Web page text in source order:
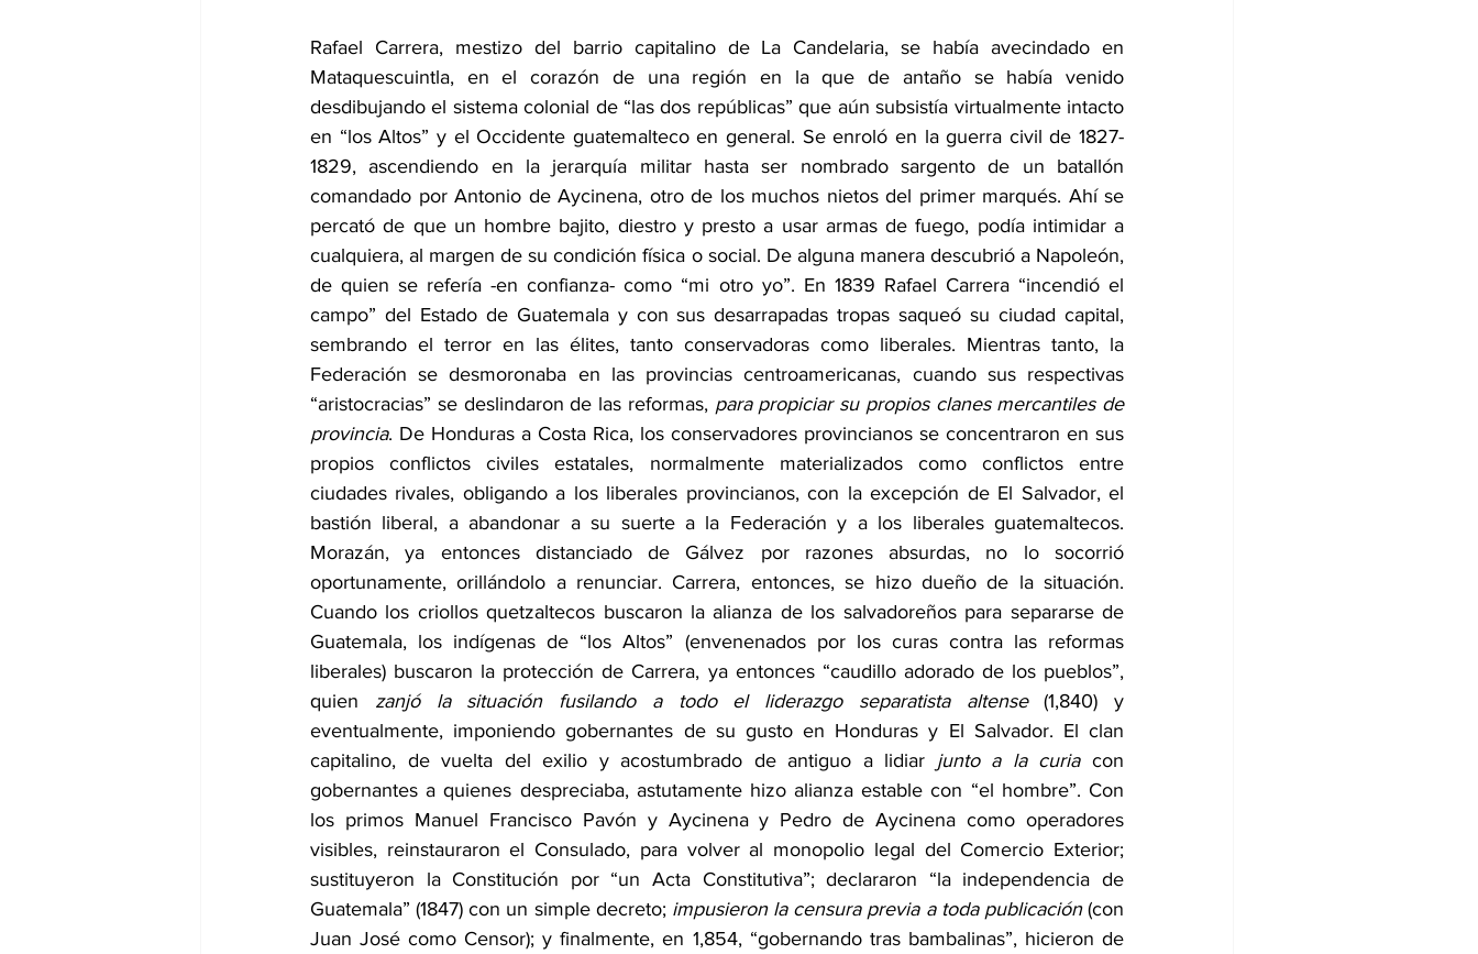
Rafael Carrera, mestizo del barrio capitalino de La Candelaria, se había avecindado en
Mataquescuintla, en el corazón de una región en la que de antaño se había venido
desdibujando el sistema colonial de “las dos repúblicas” que aún subsistía virtualmente intacto
en “los Altos” y el Occidente guatemalteco en general. Se enroló en la guerra civil de 1827-
1829, ascendiendo en la jerarquía militar hasta ser nombrado sargento de un batallón
comandado por Antonio de Aycinena, otro de los muchos nietos del primer marqués. Ahí se
percató de que un hombre bajito, diestro y presto a usar armas de fuego, podía intimidar a
cualquiera, al margen de su condición física o social. De alguna manera descubrió a Napoleón,
de quien se refería -en confianza- como “mi otro yo”. En 1839 Rafael Carrera “incendió el
campo” del Estado de Guatemala y con sus desarrapadas tropas saqueó su ciudad capital,
sembrando el terror en las élites, tanto conservadoras como liberales. Mientras tanto, la
Federación se desmoronaba en las provincias centroamericanas, cuando sus respectivas
“aristocracias” se deslindaron de las reformas, para propiciar su propios clanes mercantiles de
provincia. De Honduras a Costa Rica, los conservadores provincianos se concentraron en sus
propios conflictos civiles estatales, normalmente materializados como conflictos entre
ciudades rivales, obligando a los liberales provincianos, con la excepción de El Salvador, el
bastión liberal, a abandonar a su suerte a la Federación y a los liberales guatemaltecos.
Morazán, ya entonces distanciado de Gálvez por razones absurdas, no lo socorrió
oportunamente, orillándolo a renunciar. Carrera, entonces, se hizo dueño de la situación.
Cuando los criollos quetzaltecos buscaron la alianza de los salvadoreños para separarse de
Guatemala, los indígenas de “los Altos” (envenenados por los curas contra las reformas
liberales) buscaron la protección de Carrera, ya entonces “caudillo adorado de los pueblos”,
quien zanjó la situación fusilando a todo el liderazgo separatista altense (1,840) y
eventualmente, imponiendo gobernantes de su gusto en Honduras y El Salvador. El clan
capitalino, de vuelta del exilio y acostumbrado de antiguo a lidiar junto a la curia con
gobernantes a quienes despreciaba, astutamente hizo alianza estable con “el hombre”. Con
los primos Manuel Francisco Pavón y Aycinena y Pedro de Aycinena como operadores
visibles, reinstauraron el Consulado, para volver al monopolio legal del Comercio Exterior;
sustituyeron la Constitución por “un Acta Constitutiva”; declararon “la independencia de
Guatemala” (1847) con un simple decreto; impusieron la censura previa a toda publicación (con
Juan José como Censor); y finalmente, en 1,854, “gobernando tras bambalinas”, hicieron de